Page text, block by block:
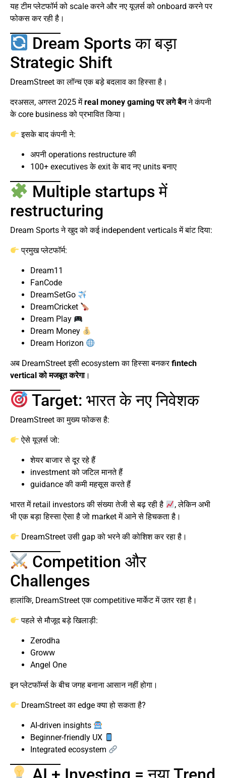
यह टीम प्लेटफॉर्म को scale करने और नए यूज़र्स को onboard करने पर
फोकस कर रही है।
Dream Sports का बड़ा
Strategic Shift
DreamStreet का लॉन्च एक बड़े बदलाव का हिस्सा है।
दरअसल, अगस्त 2025 मेंreal money gaming पर लगे बैनने कंपनी
के core business को प्रभावित किया।
इसके बाद कंपनी ने:
अपनी operations restructure की
100+ executives के exit के बाद नए units बनाए
Multiple startups में
restructuring
Dream Sports ने खुद को कई independent verticals में बांट दिया:
प्रमुख प्लेटफॉर्म:
Dream11
FanCode
DreamSetGo
DreamCricket
Dream Play
Dream Money
Dream Horizon
अब DreamStreet इसी ecosystem का हिस्सा बनकरfintech
vertical को मजबूत करेगा।
Target: भारत के नए निवेशक
DreamStreet का मुख्य फोकस है:
ऐसे यूज़र्स जो:
शेयर बाजार से दूर रहे हैं
investment को जटिल मानते हैं
guidance की कमी महसूस करते हैं
भारत में retail investors की संख्या तेजी से बढ़ रही है
, लेकिन अभी
भी एक बड़ा हिस्सा ऐसा है जो market में आने से हिचकता है।
DreamStreet उसी gap को भरने की कोशिश कर रहा है।
Competition और
Challenges
हालांकि, DreamStreet एक competitive मार्केट में उतर रहा है।
पहले से मौजूद बड़े खिलाड़ी:
Zerodha
Groww
Angel One
इन प्लेटफॉर्म्स के बीच जगह बनाना आसान नहीं होगा।
DreamStreet का edge क्या हो सकता है?
AI-driven insights
Beginner-friendly UX
Integrated ecosystem